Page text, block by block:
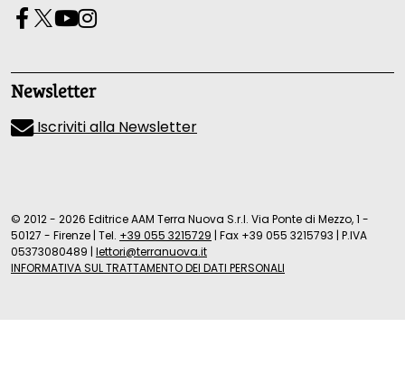
Newsletter
Iscriviti alla Newsletter
© 2012 - 2026 Editrice AAM Terra Nuova S.r.l. Via Ponte di Mezzo, 1 -
50127 - Firenze | Tel. +39 055 3215729 | Fax +39 055 3215793 | P.IVA
05373080489 | lettori@terranuova.it
INFORMATIVA SUL TRATTAMENTO DEI DATI PERSONALI